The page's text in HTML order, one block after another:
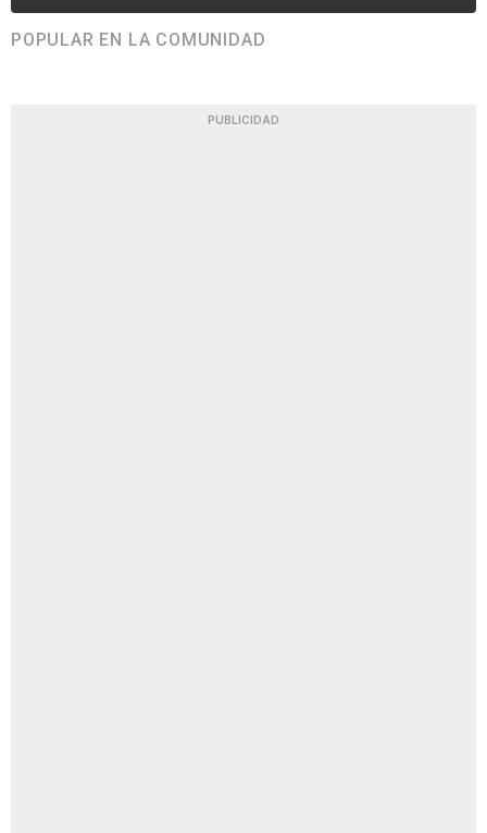
POPULAR EN LA COMUNIDAD
PUBLICIDAD